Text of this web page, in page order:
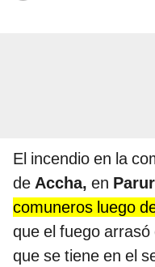
El incendio en la
de Accha, en
comuneros luego
que el fuego arrasó
que se tiene en el